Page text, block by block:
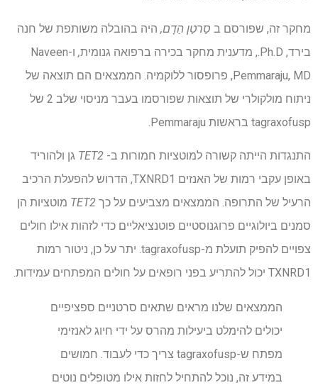
מחקר זה, שפורסם ב סַרטַן הַדָם, היה בהובלה משותפת של חנה
בירד, Ph.D., מדענית מחקר בכירה ברפואה גנומית
,
ו-Naveen
Pemmaraju, MD, פרופסור ללוקמיה. הממצאים הם תוצאה של
ניתוח מולקולרי של תוצאות שפורסמו בעבר מניסוי שלב 2 של
tagraxofusp בראשות Pemmaraju.
התנגדות הייתה קשורה למוטציות חמורות ב- TET2 גן ולהוריד
באופן עקבי רמות של האנזים TXNRD1, הדרוש להפעלת הרכיב
הרעיל של התרופה. הממצאים מצביעים על כך TET2 מוטציות הן
סמנים ביולוגיים פרוגנוסטיים פוטנציאליים כדי לזהות אילו חולים
צפויים להפיק תועלת מ-tagraxofusp. יתר על כן, ניטור רמות
TXNRD1 יכול להתריע בפני רופאים על חולים המפתחים עמידות.
הממצאים שלנו מראים שתאים סרטניים ספציפיים
יכולים להימלט ביעילות מהרס על ידי חיוג לאנזימי
מפתח ש-tagraxofusp צריך כדי לעבוד. חמושים
במידע זה, נוכל להתחיל לחזות אילו מטופלים נוטים